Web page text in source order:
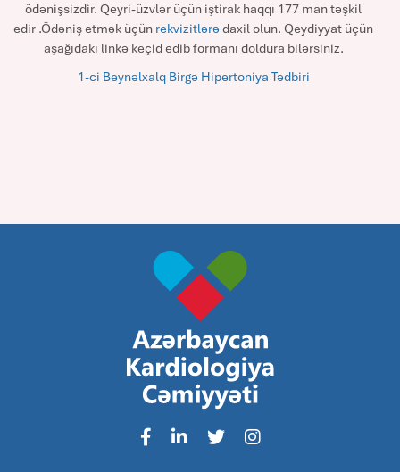
ödənişsizdir. Qeyri-üzvlər üçün iştirak haqqı 177 man təşkil
edir .Ödəniş etmək üçün rekvizitlərə daxil olun. Qeydiyyat üçün
aşağıdakı linkə keçid edib formanı doldura bilərsiniz.
1-ci Beynəlxalq Birgə Hipertoniya Tədbiri